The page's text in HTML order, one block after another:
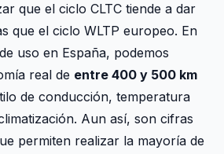
que el ciclo CLTC tiende a dar
que el ciclo WLTP europeo. En
uso en España, podemos
real de entre 400 y 500 km
de conducción, temperatura
Aun así, son cifras
permiten realizar la mayoría de